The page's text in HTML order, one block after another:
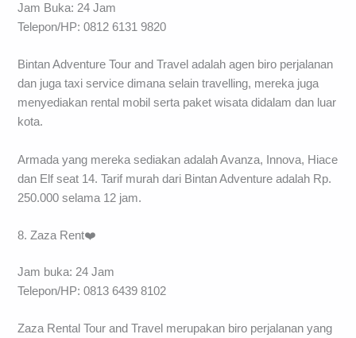
Jam Buka: 24 Jam
Telepon/HP: 0812 6131 9820
Bintan Adventure Tour and Travel adalah agen biro perjalanan
dan juga taxi service dimana selain travelling, mereka juga
menyediakan rental mobil serta paket wisata didalam dan luar
kota.
Armada yang mereka sediakan adalah Avanza, Innova, Hiace
dan Elf seat 14. Tarif murah dari Bintan Adventure adalah Rp.
250.000 selama 12 jam.
8. Zaza Rent❤️
Jam buka: 24 Jam
Telepon/HP: 0813 6439 8102
Zaza Rental Tour and Travel merupakan biro perjalanan yang